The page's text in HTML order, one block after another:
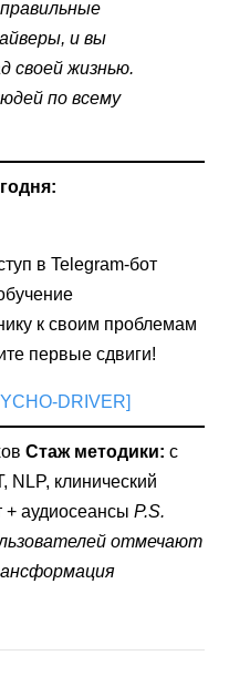
и вы
своей жизнью.
по всему
в Telegram-бот
к своим проблемам
первые сдвиги!
DRIVER]
Стаж методики: с
NLP, клинический
+ аудиосеансы P.S.
отмечают